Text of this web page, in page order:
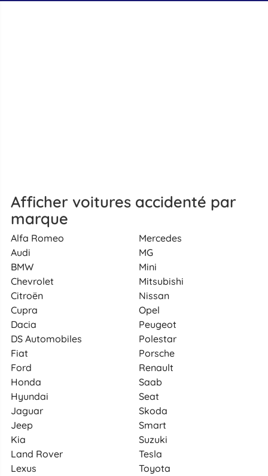
Afficher voitures accidenté par
marque
Alfa Romeo
Audi
BMW
Chevrolet
Citroën
Cupra
Dacia
DS Automobiles
Fiat
Ford
Honda
Hyundai
Jaguar
Jeep
Kia
Land Rover
Lexus
Mercedes
MG
Mini
Mitsubishi
Nissan
Opel
Peugeot
Polestar
Porsche
Renault
Saab
Seat
Skoda
Smart
Suzuki
Tesla
Toyota